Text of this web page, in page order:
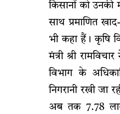
किसानों को
साथ प्रमाणित
भी कहा हैं। कृषि
मंत्री श्री
विभाग के
निगरानी रखी जा
अब तक 7.78